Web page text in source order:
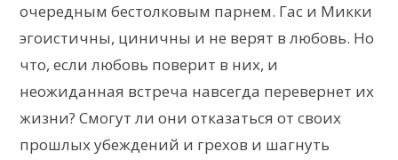
очередным бестолковым парнем. Гас и Микки
эгоистичны, циничны и не верят в любовь. Но
что, если любовь поверит в них, и
неожиданная встреча навсегда перевернет их
жизни? Смогут ли они отказаться от своих
прошлых убеждений и грехов и шагнуть